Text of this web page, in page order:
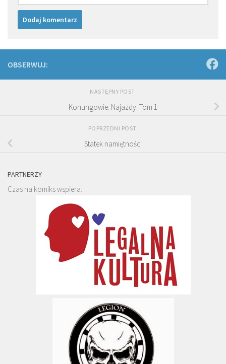
OBSERWUJ:
NASTĘPNY POST
Konungowie. Najazdy. Tom 1
POPRZEDNI POST
Statek namiętności
PARTNERZY
Czas na komiks wspiera: